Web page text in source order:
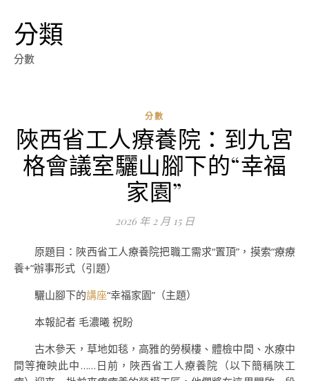
分類
分數
分數
陜西省工人療養院：到九宮
格會議室驪山腳下的“幸福
家園”
2026 年 2 月 15 日
原題目：陜西省工人療養院把職工需求“置頂”，摸索“療療
養+”辦事形式（引題）
驪山腳下的講座“幸福家園”（主題）
本報記者 毛濃曦 祝盼
古木參天，草地如毯，高雅的勞模樓、體檢中間、水療中
間等掩映此中……日前，陜西省工人療養院（以下簡稱陜工